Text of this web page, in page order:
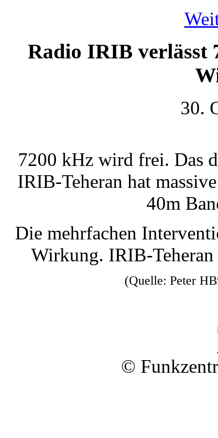
Radio IRIB verlässt
30.
7200 kHz wird frei. Das
IRIB-Teheran hat
40m
Die mehrfachen
Wirkung. IRIB-Teheran
(Quelle: Peter
©